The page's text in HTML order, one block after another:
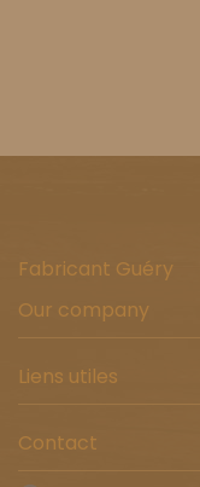
Fabricant Guéry
Our company
Liens utiles
Contact